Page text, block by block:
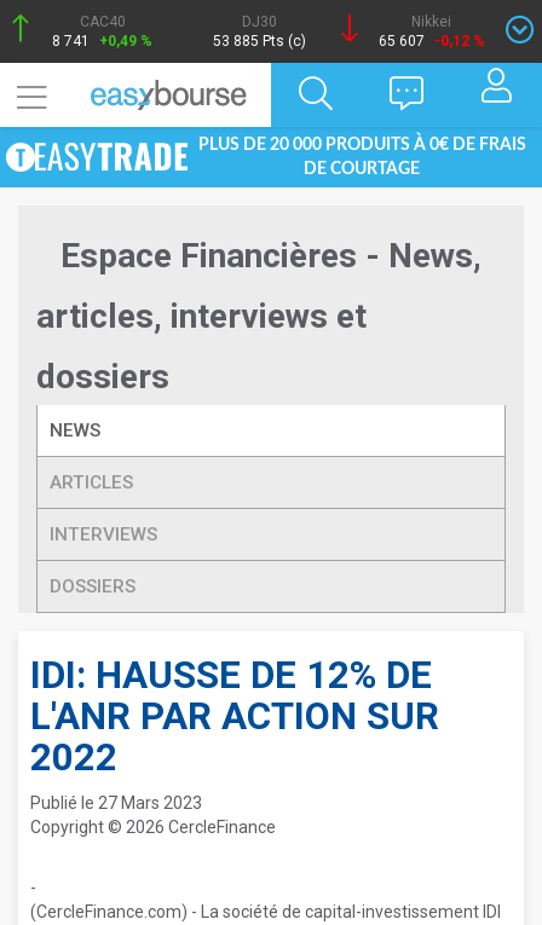
CAC40
8 741
+0,49 %
DJ30
53 885 Pts (c)
Nikkei
65 607
-0,12 %
PLUS DE 20 000 PRODUITS À 0€ DE FRAIS
DE COURTAGE
Espace Financières - News,
articles, interviews et
dossiers
NEWS
ARTICLES
INTERVIEWS
DOSSIERS
IDI: HAUSSE DE 12% DE
L'ANR PAR ACTION SUR
2022
Publié le 27 Mars 2023
Copyright © 2026 CercleFinance
-
(CercleFinance.com) - La société de capital-investissement IDI